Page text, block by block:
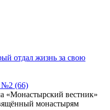
отдал жизнь за свою
№2 (66)
«Монастырский вестник»
монастырям